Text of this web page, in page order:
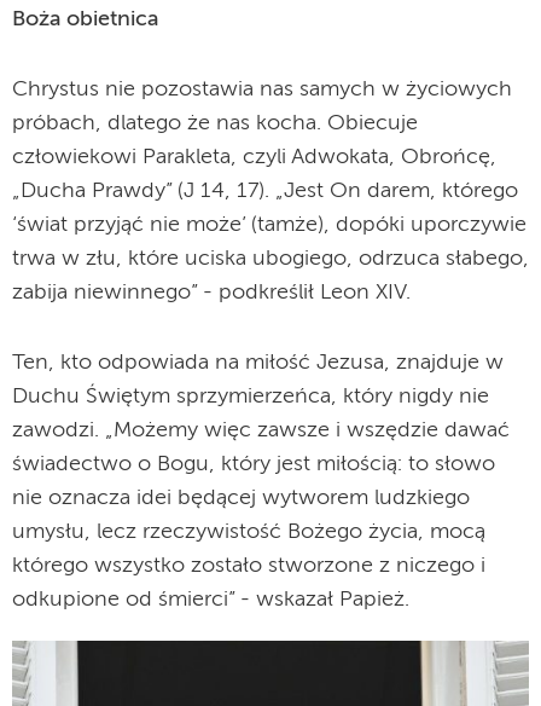
Boża obietnica
Chrystus nie pozostawia nas samych w życiowych
próbach, dlatego że nas kocha. Obiecuje
człowiekowi Parakleta, czyli Adwokata, Obrońcę,
„Ducha Prawdy” (J 14, 17). „Jest On darem, którego
‘świat przyjąć nie może’ (tamże), dopóki uporczywie
trwa w złu, które uciska ubogiego, odrzuca słabego,
zabija niewinnego” - podkreślił Leon XIV.
Ten, kto odpowiada na miłość Jezusa, znajduje w
Duchu Świętym sprzymierzeńca, który nigdy nie
zawodzi. „Możemy więc zawsze i wszędzie dawać
świadectwo o Bogu, który jest miłością: to słowo
nie oznacza idei będącej wytworem ludzkiego
umysłu, lecz rzeczywistość Bożego życia, mocą
którego wszystko zostało stworzone z niczego i
odkupione od śmierci” - wskazał Papież.